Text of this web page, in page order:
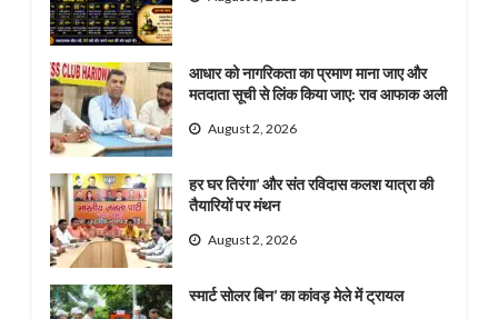
आधार को नागरिकता का प्रमाण माना जाए और
मतदाता सूची से लिंक किया जाए: राव आफाक अली
August 2, 2026
हर घर तिरंगा’ और संत रविदास कलश यात्रा की
तैयारियों पर मंथन
August 2, 2026
स्मार्ट सोलर बिन’ का कांवड़ मेले में ट्रायल